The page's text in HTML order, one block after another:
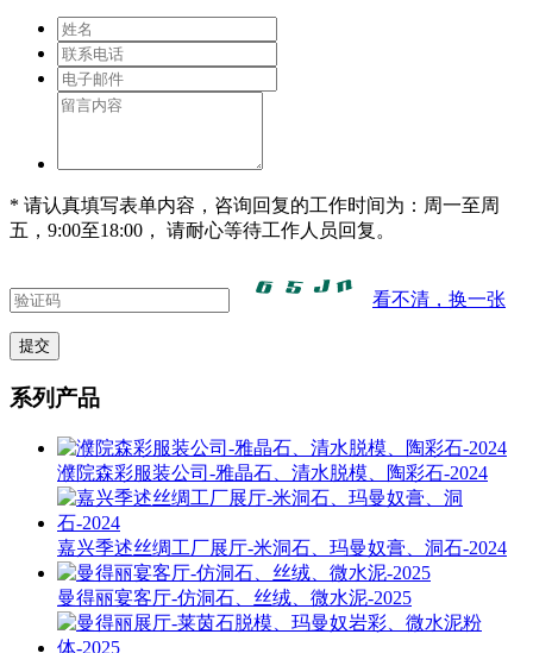
* 请认真填写表单内容，咨询回复的工作时间为：周一至周
五，9:00至18:00， 请耐心等待工作人员回复。
看不清，换一张
系列产品
濮院森彩服装公司-雅晶石、清水脱模、陶彩石-2024
嘉兴季述丝绸工厂展厅-米洞石、玛曼奴膏、洞石-2024
曼得丽宴客厅-仿洞石、丝绒、微水泥-2025